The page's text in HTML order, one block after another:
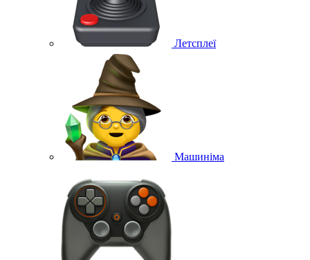
Летсплеї
Машиніма